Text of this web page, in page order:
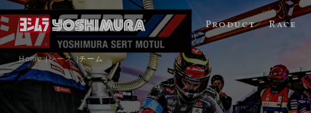
Product Race
Home レース チーム